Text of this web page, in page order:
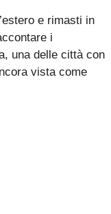
e rimasti in
i
una delle città con
vista come